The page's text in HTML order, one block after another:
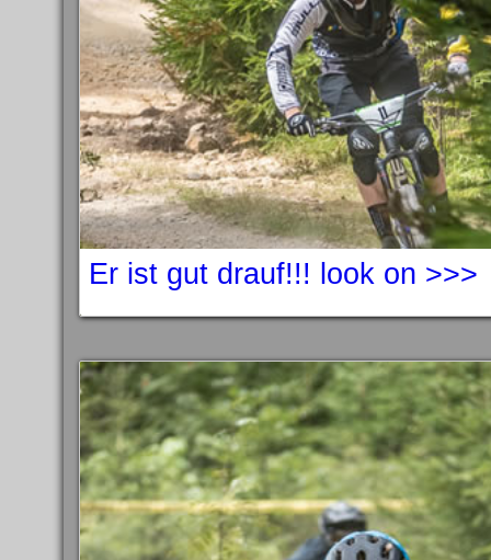
Er ist gut drauf!!! look on >>>